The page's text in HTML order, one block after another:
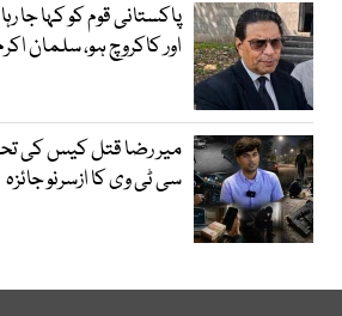
پاکستانی قوم کو کہا
اور کاکروچ ہو، سلمان
میر رضا قتل کیس کی
سی ٹی وی کا ازسرنو جائزہ